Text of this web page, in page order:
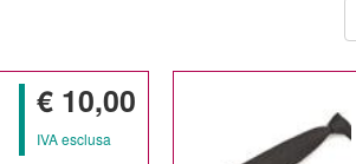
€ 10,00
IVA esclusa